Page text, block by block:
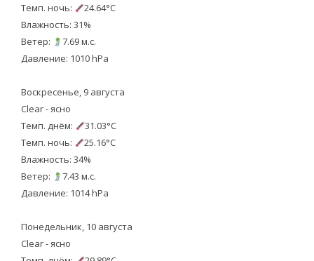
Темп. ночь:
24.64°C
Влажность: 31%
Ветер:
7.69 м.с.
Давление: 1010 hPa
Воскресенье, 9 августа
Clear - ясно
Темп. днём:
31.03°C
Темп. ночь:
25.16°C
Влажность: 34%
Ветер:
7.43 м.с.
Давление: 1014 hPa
Понедельник, 10 августа
Clear - ясно